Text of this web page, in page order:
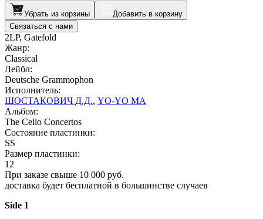
Убрать из корзины
Добавить в корзину
Связаться с нами
2LP, Gatefold
Жанр:
Classical
Лейбл:
Deutsche Grammophon
Исполнитель:
ШОСТАКОВИЧ Д.Д., YO-YO MA
Альбом:
The Cello Concertos
Состояние пластинки:
SS
Размер пластинки:
12
При заказе свыше 10 000 руб.
доставка будет бесплатной в большинстве случаев
Side 1